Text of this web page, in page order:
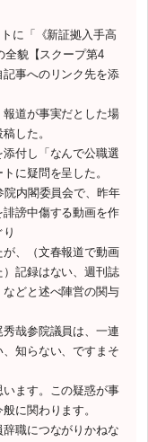
に「《新証拠入手高
全貌【スクープ第4
事へのリンク先を添
道が事実だとした場
した。
付し「なんで公職選
に疑問を呈した。
院内閣委員会で、昨年
謗中傷する動画を作
、（文春報道で動画
記録はない、週刊誌
どと述べ陣営の関与
哉参院議員は、一連
知らない、ですまそ
います。この疑惑が事
に関わります。
辞職につながりかねな